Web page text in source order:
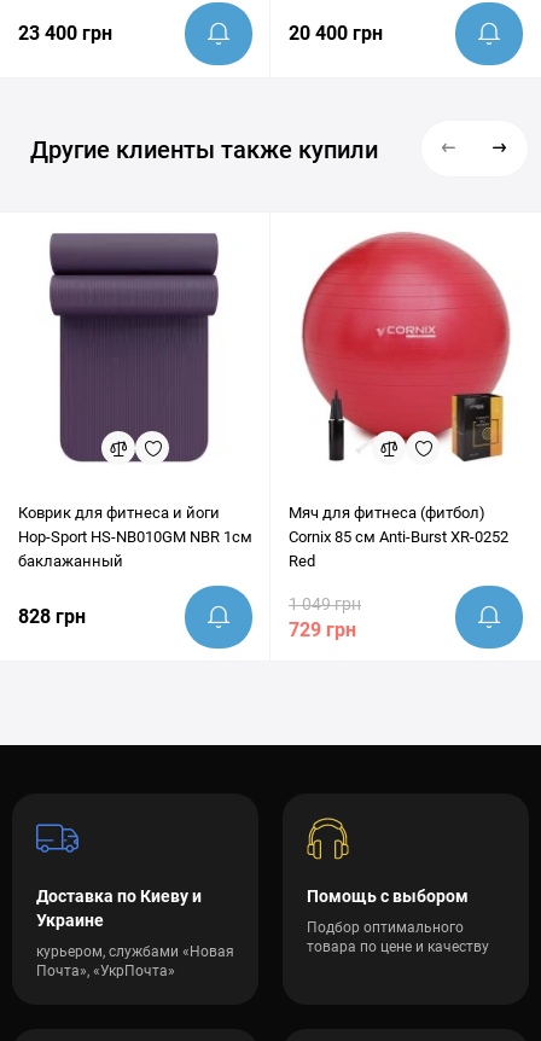
23 400 грн 20 400 грн
Другие клиенты также купили
Коврик для фитнеса и йоги
Hop-Sport HS-NB010GM NBR 1см
баклажанный
828 грн
Мяч для фитнеса (фитбол)
Cornix 85 см Anti-Burst XR-0252
Red
1 049 грн
729 грн
Доставка по Киеву и
Украине
курьером, службами «Новая
Почта», «УкрПочта»
Помощь с выбором
Подбор оптимального
товара по цене и качеству